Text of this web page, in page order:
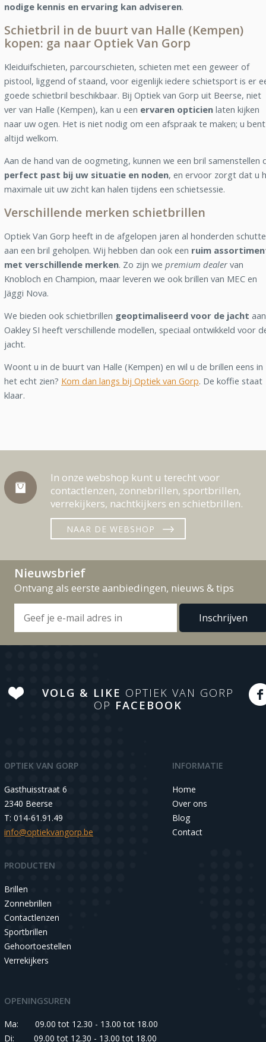
nodige kennis en ervaring kan adviseren.
Schietbril in de buurt van Halle (Kempen)
kopen: ga naar Optiek Van Gorp
Kleiduifschieten, parcourschieten, schieten met een geweer of
pistool, liggend of staand, voor eigenlijk iedere schietsport is er
goede schietbril beschikbaar. Bij Optiek van Gorp uit Beerse, niet
ver van Halle (Kempen), kan u een ervaren opticien laten kijken
naar uw ogen. Het is niet nodig om een afspraak te maken; u bent
altijd welkom.
Aan de hand van de oogmeting, kunnen we een bril samenstellen
perfect past bij uw situatie en noden, en ervoor zorgt dat u
maximale uit uw zicht kan halen tijdens een schietsessie.
Verschillende merken schietbrillen
Optiek Van Gorp heeft in de afgelopen jaren al honderden
aan een bril geholpen. Wij hebben dan ook een ruim
met verschillende merken. Zo zijn we premium dealer van
Knobloch en Champion, maar leveren we ook brillen van MEC en
Jäggi Nova.
We bieden ook schietbrillen geoptimaliseerd voor de jacht
Oakley SI heeft verschillende modellen, speciaal ontwikkeld voor
jacht.
Woont u in de buurt van Halle (Kempen) en wil u de brillen eens in
het echt zien? Kom dan langs bij Optiek van Gorp. De koffie staat
klaar.
In onze webshop kunt u terecht voor
contactlenzen, zonnebrillen, sportbrillen,
verrekijkers, nachtkijkers en schietbrillen.
NAAR DE WEBSHOP
Nieuwsbrief
Ontvang als eerste aanbiedingen, nieuws & tips
VOLG & LIKE OPTIEK VAN GORP
OP FACEBOOK
OPTIEK VAN GORP
Gasthuisstraat 6
2340 Beerse
T: 014-61.91.49
info@optiekvangorp.be
INFORMATIE
Home
Over ons
Blog
Contact
PRODUCTEN
Brillen
Zonnebrillen
Contactlenzen
Sportbrillen
Gehoortoestellen
Verrekijkers
OPENINGSUREN
Ma:
09.00 tot 12.30 - 13.00 tot 18.00
Di:
09.00 tot 12.30 - 13.00 tot 18.00